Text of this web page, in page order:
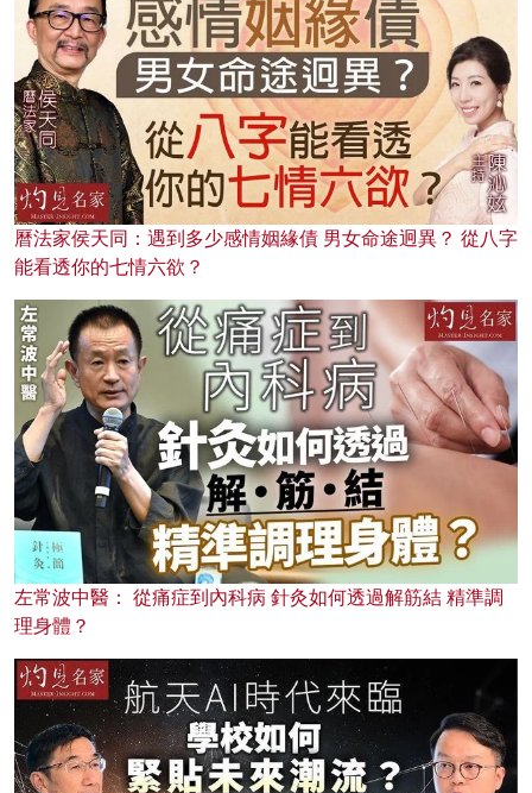
曆法家侯天同：遇到多少感情姻緣債 男女命途迥異？ 從八字
能看透你的七情六欲？
左常波中醫： 從痛症到內科病 針灸如何透過解筋結 精準調
理身體？